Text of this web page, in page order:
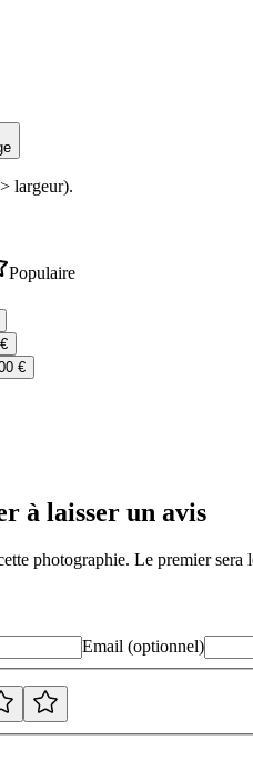
largeur).
Populaire
€
à laisser un avis
photographie. Le premier sera
Email (optionnel)